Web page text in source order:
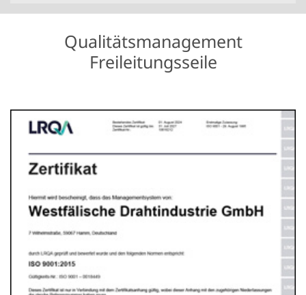
Qualitätsmanagement
Freileitungsseile